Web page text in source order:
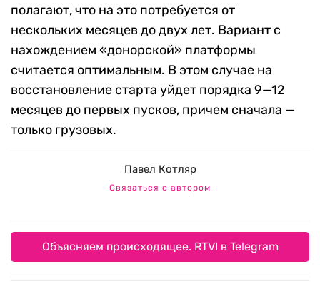
полагают, что на это потребуется от
нескольких месяцев до двух лет. Вариант с
нахождением «донорской» платформы
считается оптимальным. В этом случае на
восстановление старта уйдет порядка 9—12
месяцев до первых пусков, причем сначала —
только грузовых.
Павел Котляр
Связаться с автором
Объясняем происходящее. RTVI в Telegram